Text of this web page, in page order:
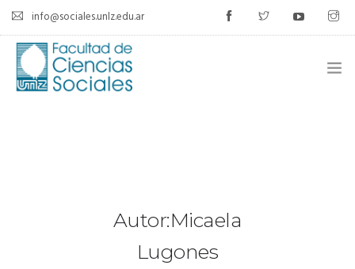
info@sociales.unlz.edu.ar
CALENDARIO ACADÉMICOAutor:Micaela
Lugones